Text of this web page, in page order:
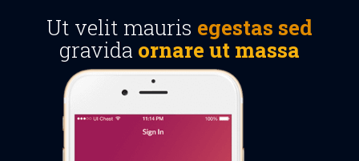
Ut velit mauris egestas sed
gravida ornare ut massa